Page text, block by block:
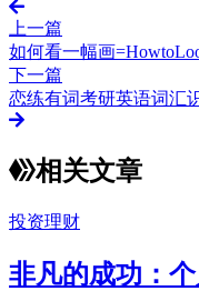
上一篇
如何看一幅画
下一篇
恋练有词考研英语词汇
相关文章
投资理财
非凡的成功：